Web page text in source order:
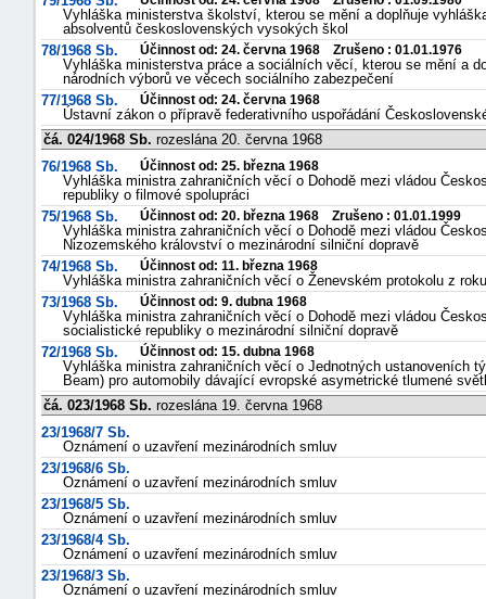
Vyhláška ministerstva školství, kterou se mění a doplňuje
absolventů československých vysokých škol
78/1968 Sb.
Účinnost od: 24. června 1968 Zrušeno : 01.01.1976
Vyhláška ministerstva práce a sociálních věcí, kterou se mění a
národních výborů ve věcech sociálního zabezpečení
77/1968 Sb.
Účinnost od: 24. června 1968
Ústavní zákon o přípravě federativního uspořádání
čá. 024/1968 Sb. rozeslána 20. června 1968
76/1968 Sb.
Účinnost od: 25. března 1968
Vyhláška ministra zahraničních věcí o Dohodě mezi vládou
republiky o filmové spolupráci
75/1968 Sb.
Účinnost od: 20. března 1968 Zrušeno : 01.01.1999
Vyhláška ministra zahraničních věcí o Dohodě mezi vládou
Nizozemského království o mezinárodní silniční dopravě
74/1968 Sb.
Účinnost od: 11. března 1968
Vyhláška ministra zahraničních věcí o Ženevském protokolu z
73/1968 Sb.
Účinnost od: 9. dubna 1968
Vyhláška ministra zahraničních věcí o Dohodě mezi vládou
socialistické republiky o mezinárodní silniční dopravě
72/1968 Sb.
Účinnost od: 15. dubna 1968
Vyhláška ministra zahraničních věcí o Jednotných ustanoveních
Beam) pro automobily dávající evropské asymetrické tlumené
čá. 023/1968 Sb. rozeslána 19. června 1968
23/1968/7 Sb.
Oznámení o uzavření mezinárodních smluv
23/1968/6 Sb.
Oznámení o uzavření mezinárodních smluv
23/1968/5 Sb.
Oznámení o uzavření mezinárodních smluv
23/1968/4 Sb.
Oznámení o uzavření mezinárodních smluv
23/1968/3 Sb.
Oznámení o uzavření mezinárodních smluv